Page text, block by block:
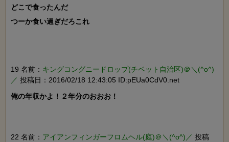
どこで食ったんだ
つーか食い過ぎだろこれ
19 名前： キングコングニードロップ(チベット自治区)＠＼(^o^)
／ 投稿日：2016/02/18 12:43:05 ID:pEUa0CdV0.net
俺の年収かよ！２年分のおおお！
22 名前： アイアンフィンガーフロムヘル(庭)＠＼(^o^)／ 投稿